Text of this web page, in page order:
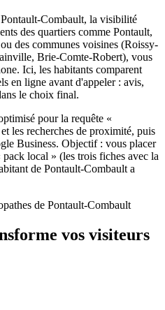
Combault, la visibilité
des quartiers comme Pontault,
des communes voisines (Roissy-
Brie-Comte-Robert), vous
Ici, les habitants comparent
en ligne avant d'appeler : avis,
le choix final.
pour la requête «
les recherches de proximité, puis
Business. Objectif : vous placer
pack local » (les trois fiches avec la
de Pontault-Combault a
de Pontault-Combault
vos visiteurs